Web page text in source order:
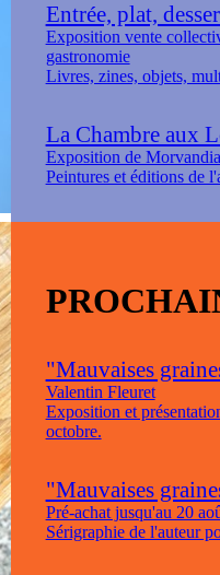
Entrée, plat,
Exposition vente
gastronomie
Livres, zines, objets,
La Chambre aux
Exposition de
Peintures et éditions de
"Mauvaises
Valentin Fleuret
Exposition et
octobre.
"Mauvaises
Pré-achat jusqu'au 20
Sérigraphie de l'auteur